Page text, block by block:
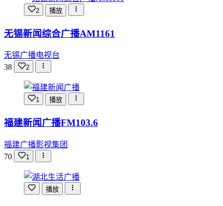
2 播放
无锡新闻综合广播AM1161
无锡广播电视台
38
2
1 播放
福建新闻广播FM103.6
福建广播影视集团
70
1
播放